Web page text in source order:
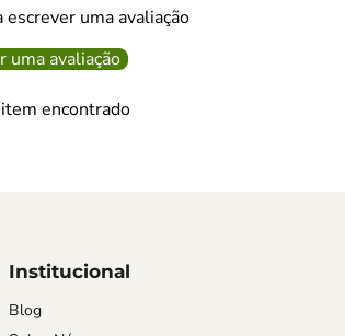
uma avaliação
uma avaliação
encontrado
Institucional
Blog